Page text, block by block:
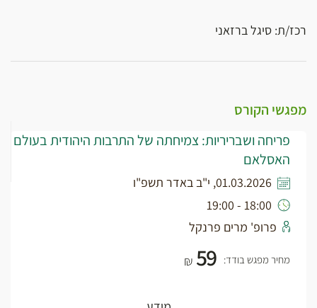
רכז/ת: סיגל ברזאני
מפגשי הקורס
פריחה ושבריריות: צמיחתה של התרבות היהודית בעולם
האסלאם
01.03.2026, י"ב באדר תשפ"ו
18:00 - 19:00
פרופ' מרים פרנקל
מחיר מפגש בודד: ₪ 59